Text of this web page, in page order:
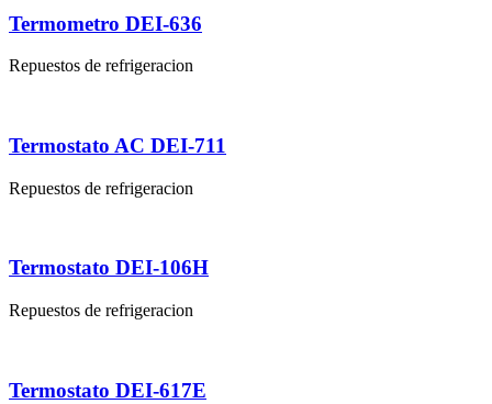
Termometro DEI-636
Repuestos de refrigeracion
Termostato AC DEI-711
Repuestos de refrigeracion
Termostato DEI-106H
Repuestos de refrigeracion
Termostato DEI-617E